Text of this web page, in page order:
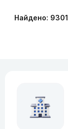
Найдено: 9301